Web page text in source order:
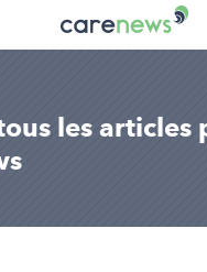
Carenews,
Le
acteurs
les articles